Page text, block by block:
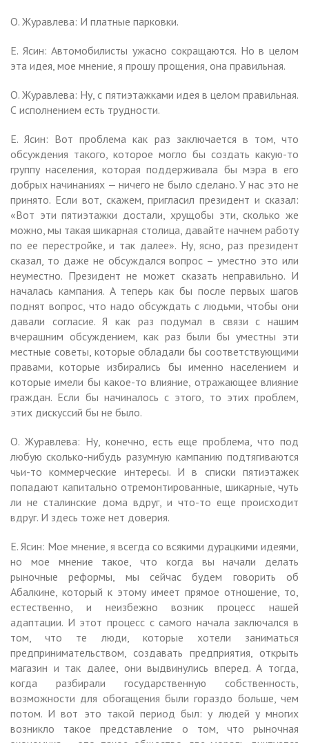
О. Журавлева: И платные парковки.
Е. Ясин: Автомобилисты ужасно сокращаются. Но в целом
эта идея, мое мнение, я прошу прощения, она правильная.
О. Журавлева: Ну, с пятиэтажками идея в целом правильная.
С исполнением есть трудности.
Е. Ясин: Вот проблема как раз заключается в том, что
обсуждения такого, которое могло бы создать какую-то
группу населения, которая поддерживала бы мэра в его
добрых начинаниях — ничего не было сделано. У нас это не
принято. Если вот, скажем, пригласил президент и сказал:
«Вот эти пятиэтажки достали, хрущобы эти, сколько же
можно, мы такая шикарная столица, давайте начнем работу
по ее перестройке, и так далее». Ну, ясно, раз президент
сказал, то даже не обсуждался вопрос – уместно это или
неуместно. Президент не может сказать неправильно. И
началась кампания. А теперь как бы после первых шагов
поднят вопрос, что надо обсуждать с людьми, чтобы они
давали согласие. Я как раз подумал в связи с нашим
вчерашним обсуждением, как раз были бы уместны эти
местные советы, которые обладали бы соответствующими
правами, которые избирались бы именно населением и
которые имели бы какое-то влияние, отражающее влияние
граждан. Если бы начиналось с этого, то этих проблем,
этих дискуссий бы не было.
О. Журавлева: Ну, конечно, есть еще проблема, что под
любую сколько-нибудь разумную кампанию подтягиваются
чьи-то коммерческие интересы. И в списки пятиэтажек
попадают капитально отремонтированные, шикарные, чуть
ли не сталинские дома вдруг, и что-то еще происходит
вдруг. И здесь тоже нет доверия.
Е. Ясин: Мое мнение, я всегда со всякими дурацкими идеями,
но мое мнение такое, что когда вы начали делать
рыночные реформы, мы сейчас будем говорить об
Абалкине, который к этому имеет прямое отношение, то,
естественно, и неизбежно возник процесс нашей
адаптации. И этот процесс с самого начала заключался в
том, что те люди, которые хотели заниматься
предпринимательством, создавать предприятия, открыть
магазин и так далее, они выдвинулись вперед. А тогда,
когда разбирали государственную собственность,
возможности для обогащения были гораздо больше, чем
потом. И вот это такой период был: у людей у многих
возникло такое представление о том, что рыночная